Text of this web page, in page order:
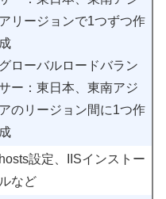
アリージョンで1つずつ作
成
グローバルロードバラン
ー：東日本、東南アジ
アのリージョン間に1つ作
成
hosts設定、IISインストー
ルなど